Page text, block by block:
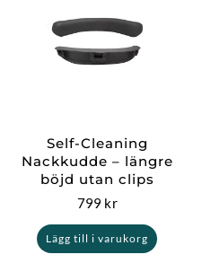
Self-Cleaning
Nackkudde – längre
böjd utan clips
799 kr
Lägg till i varukorg